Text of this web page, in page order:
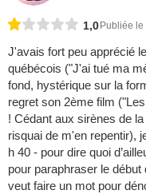
1,0 Publiée
J'avais fort peu apprécié
québécois ("J'ai tué ma
fond, hystérique sur la
regret son 2ème film
! Cédant aux sirènes de
risquai de m'en repentir),
h 40 - pour dire quoi
pour paraphraser le
veut faire un mot pour